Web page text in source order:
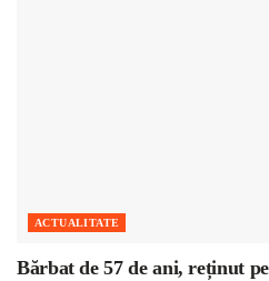
ACTUALITATE
Bărbat de 57 de ani, reținut